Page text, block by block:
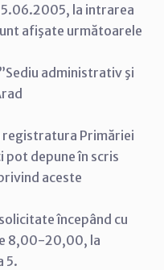
la intrarea
afişate următoarele
administrativ şi
registratura Primăriei
depune în scris
aceste
începând cu
8,00-20,00, la
5.